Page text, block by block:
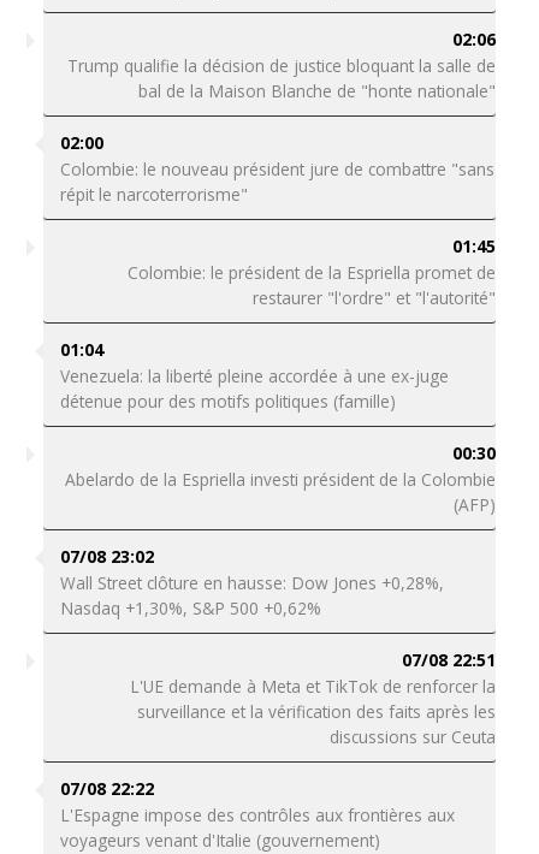
02:06
Trump qualifie la décision de justice bloquant la salle de
bal de la Maison Blanche de "honte nationale"
02:00
Colombie: le nouveau président jure de combattre "sans
répit le narcoterrorisme"
01:45
Colombie: le président de la Espriella promet de
restaurer "l'ordre" et "l'autorité"
01:04
Venezuela: la liberté pleine accordée à une ex-juge
détenue pour des motifs politiques (famille)
00:30
Abelardo de la Espriella investi président de la Colombie
(AFP)
07/08 23:02
Wall Street clôture en hausse: Dow Jones +0,28%,
Nasdaq +1,30%, S&P 500 +0,62%
07/08 22:51
L'UE demande à Meta et TikTok de renforcer la
surveillance et la vérification des faits après les
discussions sur Ceuta
07/08 22:22
L'Espagne impose des contrôles aux frontières aux
voyageurs venant d'Italie (gouvernement)